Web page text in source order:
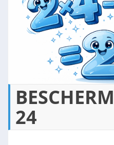
content
24